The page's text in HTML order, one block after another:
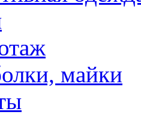
майки